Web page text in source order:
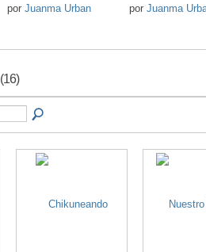
porJuanma Urban
por Juanma
(16)